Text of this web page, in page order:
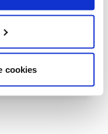
cookies
van de lichtinval